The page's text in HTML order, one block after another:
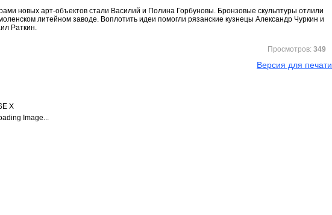
новых арт-объектов стали Василий и Полина Горбуновы. Бронзовые скульптуры отлили
литейном заводе. Воплотить идеи помогли рязанские кузнецы Александр Чуркин и
Раткин.
Просмотров: 349
Версия для печати
X
Image...